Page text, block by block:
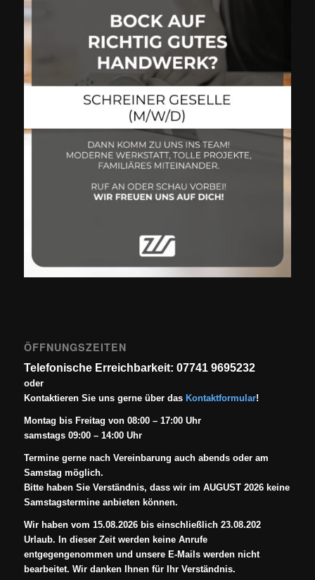
ÖFFNUNGSZEITEN
Telefonische Erreichbarkeit: 07741 9695232
oder
Kontaktieren Sie uns gerne über das Kontaktformular!
Montag bis Freitag von 08:00 – 17:00 Uhr
samstags 09:00 – 14:00 Uhr
Termine gerne nach Vereinbarung auch abends oder am
Samstag möglich.
Bitte haben Sie Verständnis, dass wir im AUGUST 2026 keine
Samstagstermine anbieten können.
Wir haben vom 15.08.2026 bis einschließlich 23.08.202
Urlaub. In dieser Zeit werden keine Anrufe
entgegengenommen und unsere E-Mails werden nicht
bearbeitet. Wir danken Ihnen für Ihr Verständnis.